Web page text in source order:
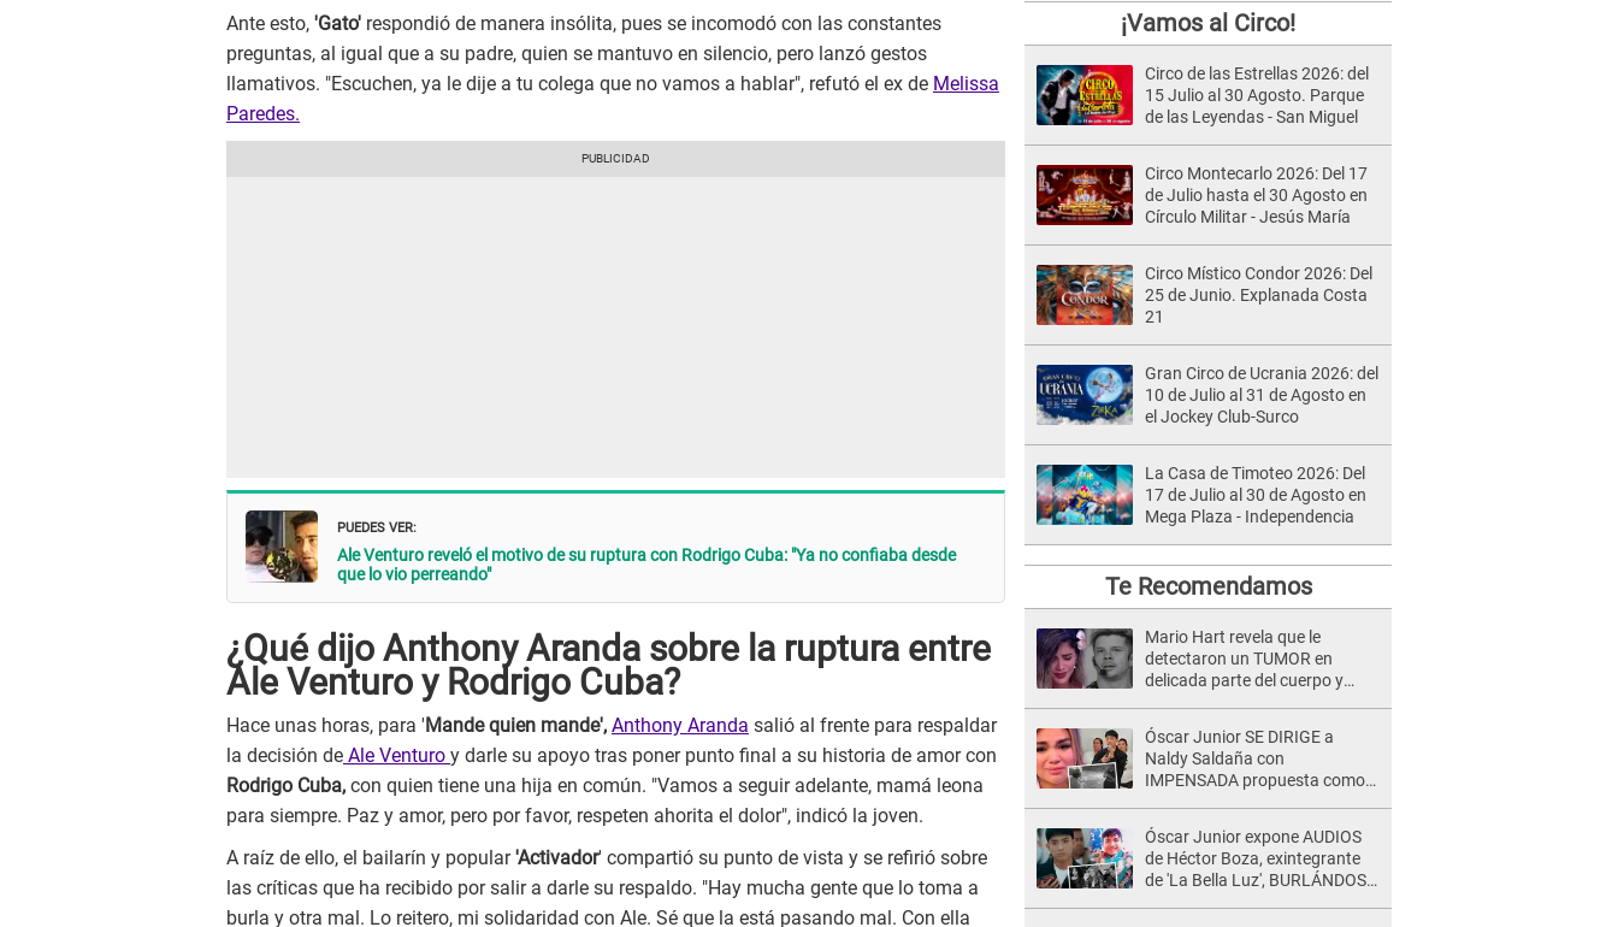
Ante esto, 'Gato' respondió de manera insólita, pues se incomodó con las constantes
preguntas, al igual que a su padre, quien se mantuvo en silencio, pero lanzó gestos
llamativos. "Escuchen, ya le dije a tu colega que no vamos a hablar", refutó el ex de Melissa
Paredes.
PUEDES VER:
Ale Venturo reveló el motivo de su ruptura con Rodrigo Cuba: "Ya no confiaba desde
que lo vio perreando"
¿Qué dijo Anthony Aranda sobre la ruptura entre
Ale Venturo y Rodrigo Cuba?
Hace unas horas, para ' Mande quien mande', Anthony Aranda salió al frente para respaldar
la decisión de Ale Venturo y darle su apoyo tras poner punto final a su historia de amor con
Rodrigo Cuba, con quien tiene una hija en común. "Vamos a seguir adelante, mamá leona
para siempre. Paz y amor, pero por favor, respeten ahorita el dolor", indicó la joven.
A raíz de ello, el bailarín y popular'Activador' compartió su punto de vista y se refirió sobre
las críticas que ha recibido por salir a darle su respaldo. "Hay mucha gente que lo toma a
burla y otra mal. Lo reitero, mi solidaridad con Ale. Sé que la está pasando mal. Con ella
¡Vamos al Circo!
Circo de las Estrellas 2026: del
15 Julio al 30 Agosto. Parque
de las Leyendas - San Miguel
Circo Montecarlo 2026: Del 17
de Julio hasta el 30 Agosto en
Círculo Militar - Jesús María
Circo Místico Condor 2026: Del
25 de Junio. Explanada Costa
21
Gran Circo de Ucrania 2026: del
10 de Julio al 31 de Agosto en
el Jockey Club-Surco
La Casa de Timoteo 2026: Del
17 de Julio al 30 de Agosto en
Mega Plaza - Independencia
Te Recomendamos
Mario Hart revela que le
detectaron un TUMOR en
delicada parte del cuerpo y
muy fuertes..."
Óscar Junior SE DIRIGE a
Naldy Saldaña con
IMPENSADA propuesta como
denuncia: "Otro tipo de ley..."
Óscar Junior expone AUDIOS
de Héctor Boza, exintegrante
de 'La Bella Luz', BURLÁNDOSE